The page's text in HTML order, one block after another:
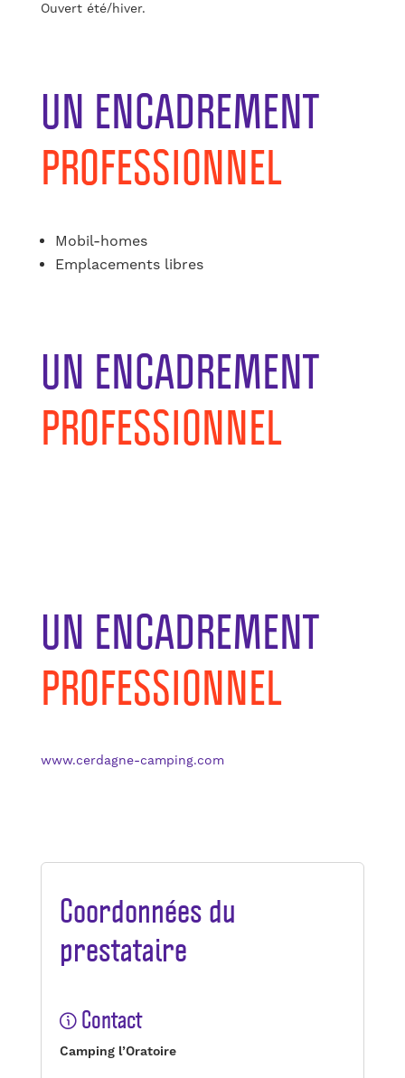
Ouvert été/hiver.
UN ENCADREMENT
PROFESSIONNEL
Mobil-homes
Emplacements libres
UN ENCADREMENT
PROFESSIONNEL
UN ENCADREMENT
PROFESSIONNEL
www.cerdagne-camping.com
Coordonnées du
prestataire
Contact
Camping l’Oratoire